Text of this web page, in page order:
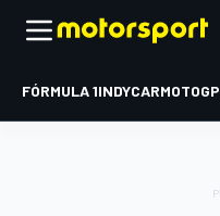
FÓRMULA 1INDYCARMOTOGP